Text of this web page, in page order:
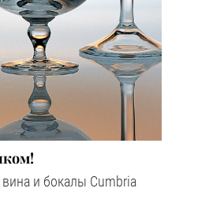
и бокалы Cumbria